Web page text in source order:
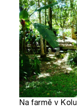
Na farmě v